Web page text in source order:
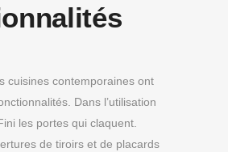
cuisines contemporaines ont
Dans l’utilisation
les portes qui claquent.
de tiroirs et de placards